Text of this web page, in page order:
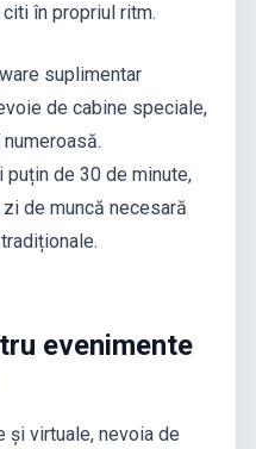
în propriul ritm.
suplimentar
de cabine speciale,
puțin de 30 de minute,
de muncă necesară
evenimente
și virtuale, nevoia de